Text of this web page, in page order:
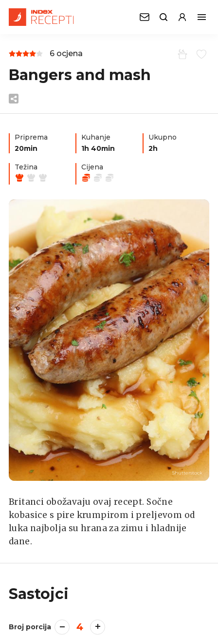
6 ocjena
Bangers and mash
Priprema
20min
Kuhanje
1h 40min
Ukupno
2h
Težina Cijena
Shutterstock
Britanci obožavaju ovaj recept. Sočne
kobasice s pire krumpirom i preljevom od
luka najbolja su hrana za zimu i hladnije
dane.
Sastojci
Broj porcija 4